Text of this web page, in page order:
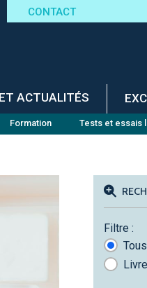
CONTACT
ACTUALITÉS
Formation Tests et essais
Filtre :